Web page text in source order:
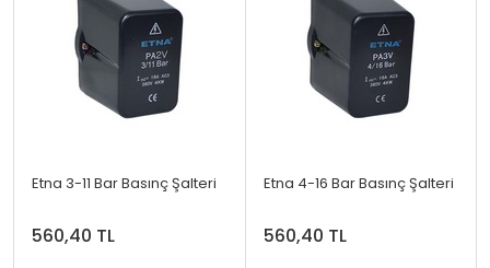
Etna 3-11 Bar Basınç Şalteri
560,40 TL
Etna 4-16 Bar Basınç Şalteri
560,40 TL